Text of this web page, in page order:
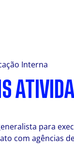
Interna
para
com agências